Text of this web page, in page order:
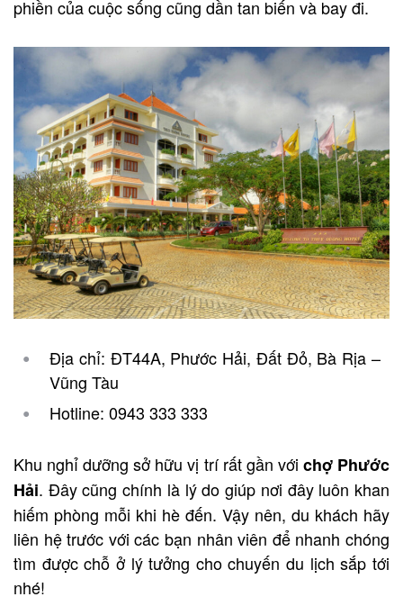
phiền của cuộc sống cũng dần tan biến và bay đi.
Địa chỉ: ĐT44A, Phước Hải, Đất Đỏ, Bà Rịa –
Vũng Tàu
Hotline: 0943 333 333
Khu nghỉ dưỡng sở hữu vị trí rất gần với chợ Phước
Hải. Đây cũng chính là lý do giúp nơi đây luôn khan
hiếm phòng mỗi khi hè đến. Vậy nên, du khách hãy
liên hệ trước với các bạn nhân viên để nhanh chóng
tìm được chỗ ở lý tưởng cho chuyến du lịch sắp tới
nhé!